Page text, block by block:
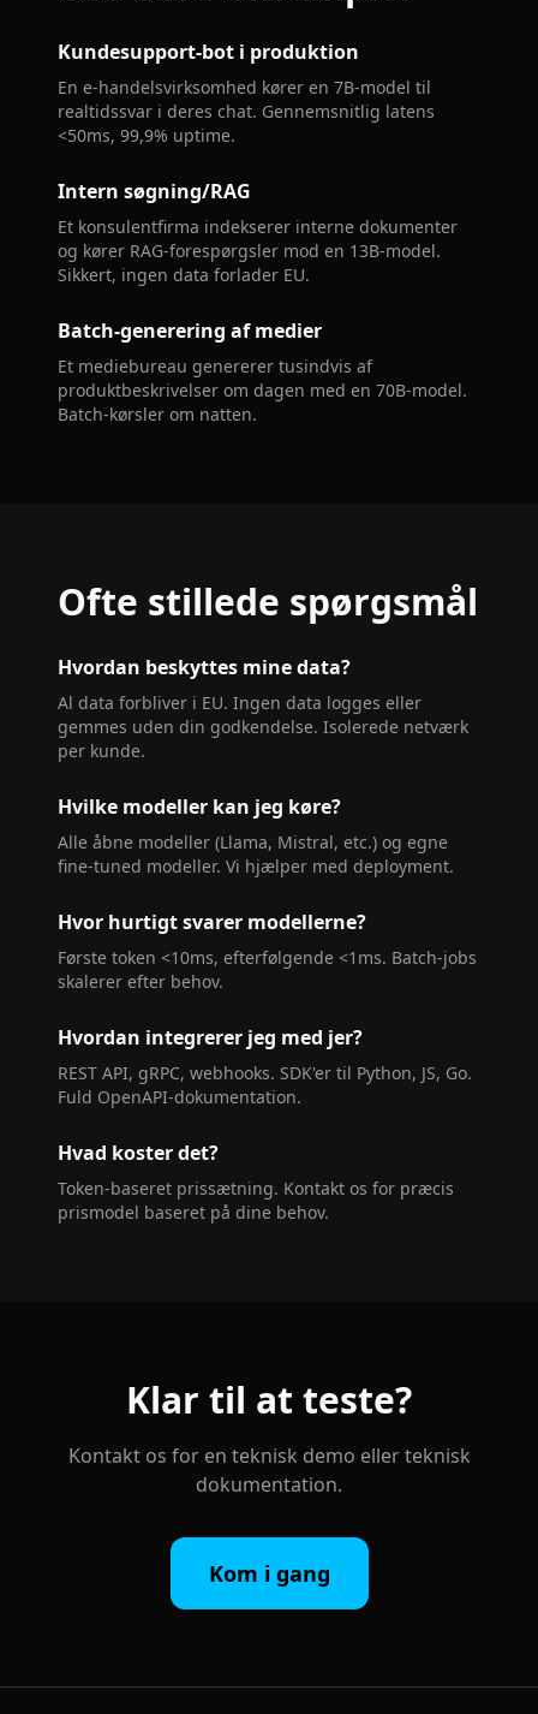
Kundesupport-bot i produktion
En e-handelsvirksomhed kører en 7B-model til
realtidssvar i deres chat. Gennemsnitlig latens
<50ms, 99,9% uptime.
Intern søgning/RAG
Et konsulentfirma indekserer interne dokumenter
og kører RAG-forespørgsler mod en 13B-model.
Sikkert, ingen data forlader EU.
Batch-generering af medier
Et mediebureau genererer tusindvis af
produktbeskrivelser om dagen med en 70B-model.
Batch-kørsler om natten.
Ofte stillede spørgsmål
Hvordan beskyttes mine data?
Al data forbliver i EU. Ingen data logges eller
gemmes uden din godkendelse. Isolerede netværk
per kunde.
Hvilke modeller kan jeg køre?
Alle åbne modeller (Llama, Mistral, etc.) og egne
fine-tuned modeller. Vi hjælper med deployment.
Hvor hurtigt svarer modellerne?
Første token <10ms, efterfølgende <1ms. Batch-jobs
skalerer efter behov.
Hvordan integrerer jeg med jer?
REST API, gRPC, webhooks. SDK'er til Python, JS, Go.
Fuld OpenAPI-dokumentation.
Hvad koster det?
Token-baseret prissætning. Kontakt os for præcis
prismodel baseret på dine behov.
Klar til at teste?
Kontakt os for en teknisk demo eller teknisk
dokumentation.
Kom i gang